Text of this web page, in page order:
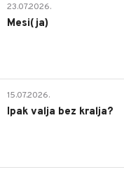
23.07.2026.
Mesi(ja)
15.07.2026.
Ipak valja bez kralja?